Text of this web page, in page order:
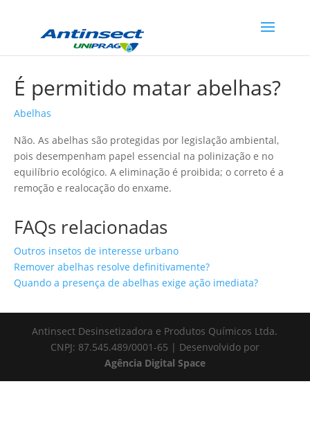
É permitido matar abelhas?
Abelhas
Não. As abelhas são protegidas por legislação ambiental,
pois desempenham papel essencial na polinização e no
equilíbrio ecológico. A eliminação é proibida; o correto é a
remoção e realocação do enxame.
FAQs relacionadas
Outros insetos de interesse urbano
Remover abelhas resolve definitivamente?
Quando a presença de abelhas exige ação imediata?
Antinsect Desinsetizadora e Produtos Químicos Ltda.
CNPJ: 87.545.489/0001-65 | Desenvolvido por
Agência Digital Space